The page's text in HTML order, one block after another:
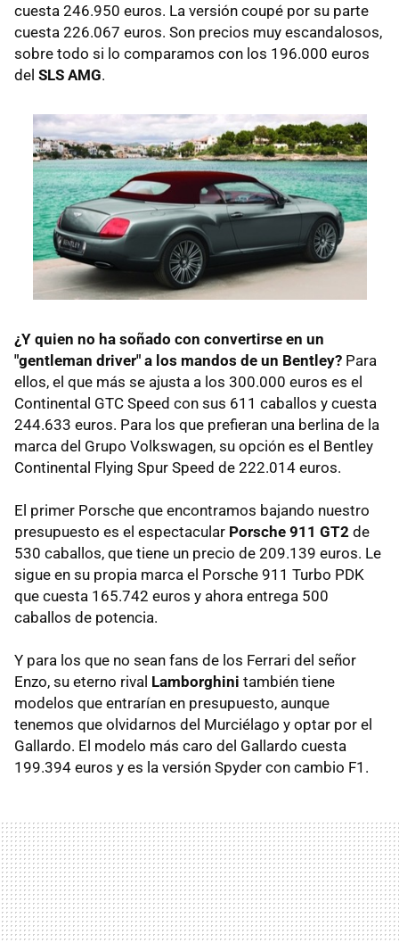
cuesta 246.950 euros. La versión coupé por su parte
cuesta 226.067 euros. Son precios muy escandalosos,
sobre todo si lo comparamos con los 196.000 euros
del SLS AMG.
¿Y quien no ha soñado con convertirse en un
"gentleman driver" a los mandos de un Bentley? Para
ellos, el que más se ajusta a los 300.000 euros es el
Continental GTC Speed con sus 611 caballos y cuesta
244.633 euros. Para los que prefieran una berlina de la
marca del Grupo Volkswagen, su opción es el Bentley
Continental Flying Spur Speed de 222.014 euros.
El primer Porsche que encontramos bajando nuestro
presupuesto es el espectacular Porsche 911 GT2 de
530 caballos, que tiene un precio de 209.139 euros. Le
sigue en su propia marca el Porsche 911 Turbo PDK
que cuesta 165.742 euros y ahora entrega 500
caballos de potencia.
Y para los que no sean fans de los Ferrari del señor
Enzo, su eterno rival Lamborghini también tiene
modelos que entrarían en presupuesto, aunque
tenemos que olvidarnos del Murciélago y optar por el
Gallardo. El modelo más caro del Gallardo cuesta
199.394 euros y es la versión Spyder con cambio F1.